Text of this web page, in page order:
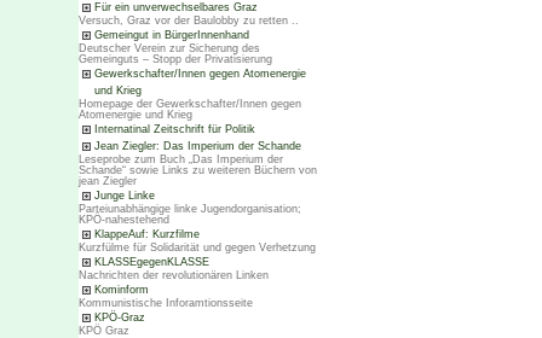
Für ein unverwechselbares Graz
Versuch, Graz vor der Baulobby zu retten ..
Gemeingut in BürgerInnenhand
Deutscher Verein zur Sicherung des
Gemeinguts – Stopp der Privatisierung
Gewerkschafter/Innen gegen Atomenergie
und Krieg
Homepage der Gewerkschafter/Innen gegen
Atomenergie und Krieg
Internatinal Zeitschrift für Politik
Jean Ziegler: Das Imperium der Schande
Leseprobe zum Buch „Das Imperium der
Schande“ sowie Links zu weiteren Büchern von
jean Ziegler
Junge Linke
Parteiunabhängige linke Jugendorganisation;
KPÖ-nahestehend
KlappeAuf: Kurzfilme
Kurzfülme für Solidarität und gegen Verhetzung
KLASSEgegenKLASSE
Nachrichten der revolutionären Linken
Kominform
Kommunistische Inforamtionsseite
KPÖ-Graz
KPÖ Graz